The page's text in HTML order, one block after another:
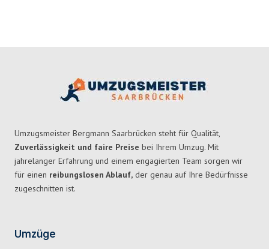
Umzugsmeister Bergmann Saarbrücken steht für Qualität,
Zuverlässigkeit und faire Preise bei Ihrem Umzug. Mit
jahrelanger Erfahrung und einem engagierten Team sorgen wir
für einen reibungslosen Ablauf, der genau auf Ihre Bedürfnisse
zugeschnitten ist.
Umzüge